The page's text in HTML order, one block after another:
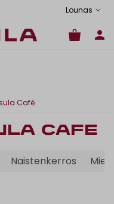
Lounas
Café
Café
Naistenkerros